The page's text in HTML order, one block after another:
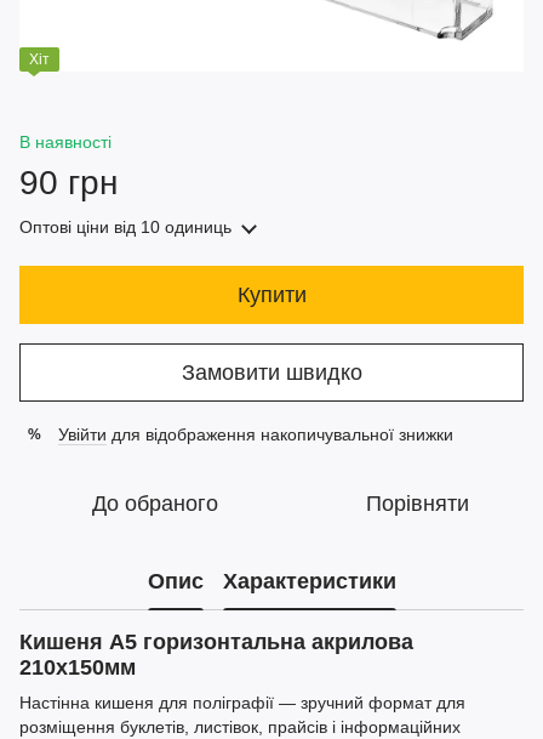
Хіт
В наявності
90 грн
Оптові ціни від 10 одиниць
Купити
Замовити швидко
% Увійти для відображення накопичувальної знижки
До обраного Порівняти
Опис Характеристики
Кишеня A5 горизонтальна акрилова
210x150мм
Настінна кишеня для поліграфії — зручний формат для
розміщення буклетів, листівок, прайсів і інформаційних